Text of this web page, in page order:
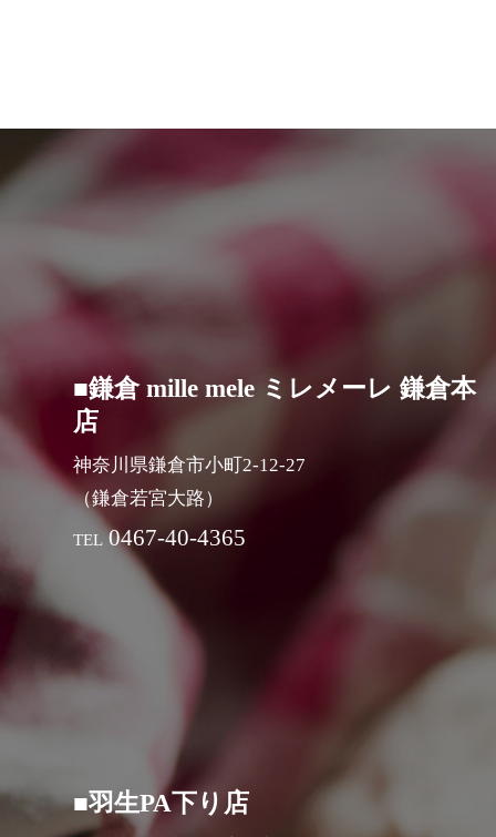
■鎌倉 mille mele ミレメーレ 鎌倉本
店
神奈川県鎌倉市小町2-12-27
（鎌倉若宮大路）
TEL 0467-40-4365
■羽生PA下り店